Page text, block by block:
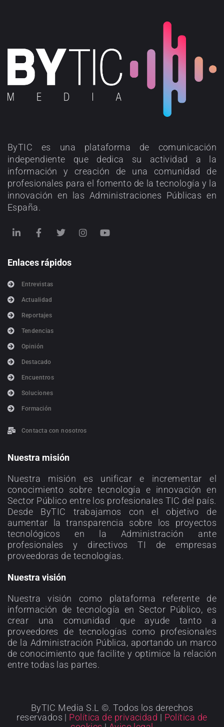
ByTIC es una plataforma de comunicación
independiente que dedica su actividad a la
información y creación de una comunidad de
profesionales para el fomento de la tecnología y la
innovación en las Administraciones Públicas en
España.
Enlaces rápidos
Entrevistas
Actualidad
Reportajes
Tendencias
Opinión
Destacado
Encuentros
Soluciones
Formación
Contacta con nosotros
Nuestra misión
Nuestra misión es unificar e incrementar el
conocimiento sobre tecnología e innovación en
Sector Público entre los profesionales TIC del país.
Desde ByTIC trabajamos con el objetivo de
aumentar la transparencia sobre los proyectos
tecnológicos en la Administración ante
profesionales y directivos TI de empresas
proveedoras de tecnologías.
Nuestra visión
Nuestra visión como plataforma referente de
información de tecnología en Sector Público, es
crear una comunidad que ayude tanto a
proveedores de tecnologías como profesionales
de la Administración Pública, aportando un marco
de conocimiento que facilite y optimice la relación
entre todas las partes.
ByTIC Media S.L ©. Todos los derechos
reservados | Política de privacidad | Política de